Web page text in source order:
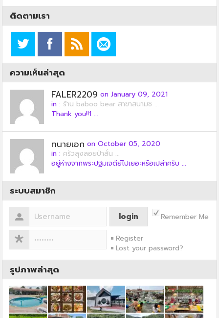
ติดตามเรา
ความเห็นล่าสุด
FALER2209 on January 09, 2021
in : ร้าน baboo bear สาขาสนามช ...
Thank you!!1 ...
ทนายเอก on October 05, 2020
in : ครัวลุงลอยป่าลั่น ...
อยู่ห่างจากพระปฐมเจดีย์ไปเยอะหรือเปล่าครับ ...
ระบบสมาชิก
Remember Me
Register
Lost your password?
รูปภาพล่าสุด